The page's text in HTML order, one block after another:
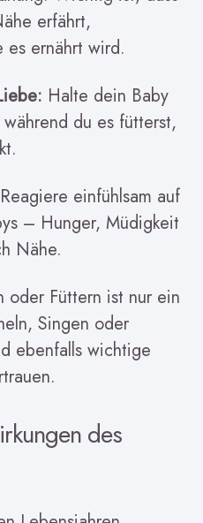
erfährt,
es ernährt wird.
Halte dein Baby
du es fütterst,
Reagiere einfühlsam auf
– Hunger, Müdigkeit
Nähe.
oder Füttern ist nur ein
Singen oder
ebenfalls wichtige
des